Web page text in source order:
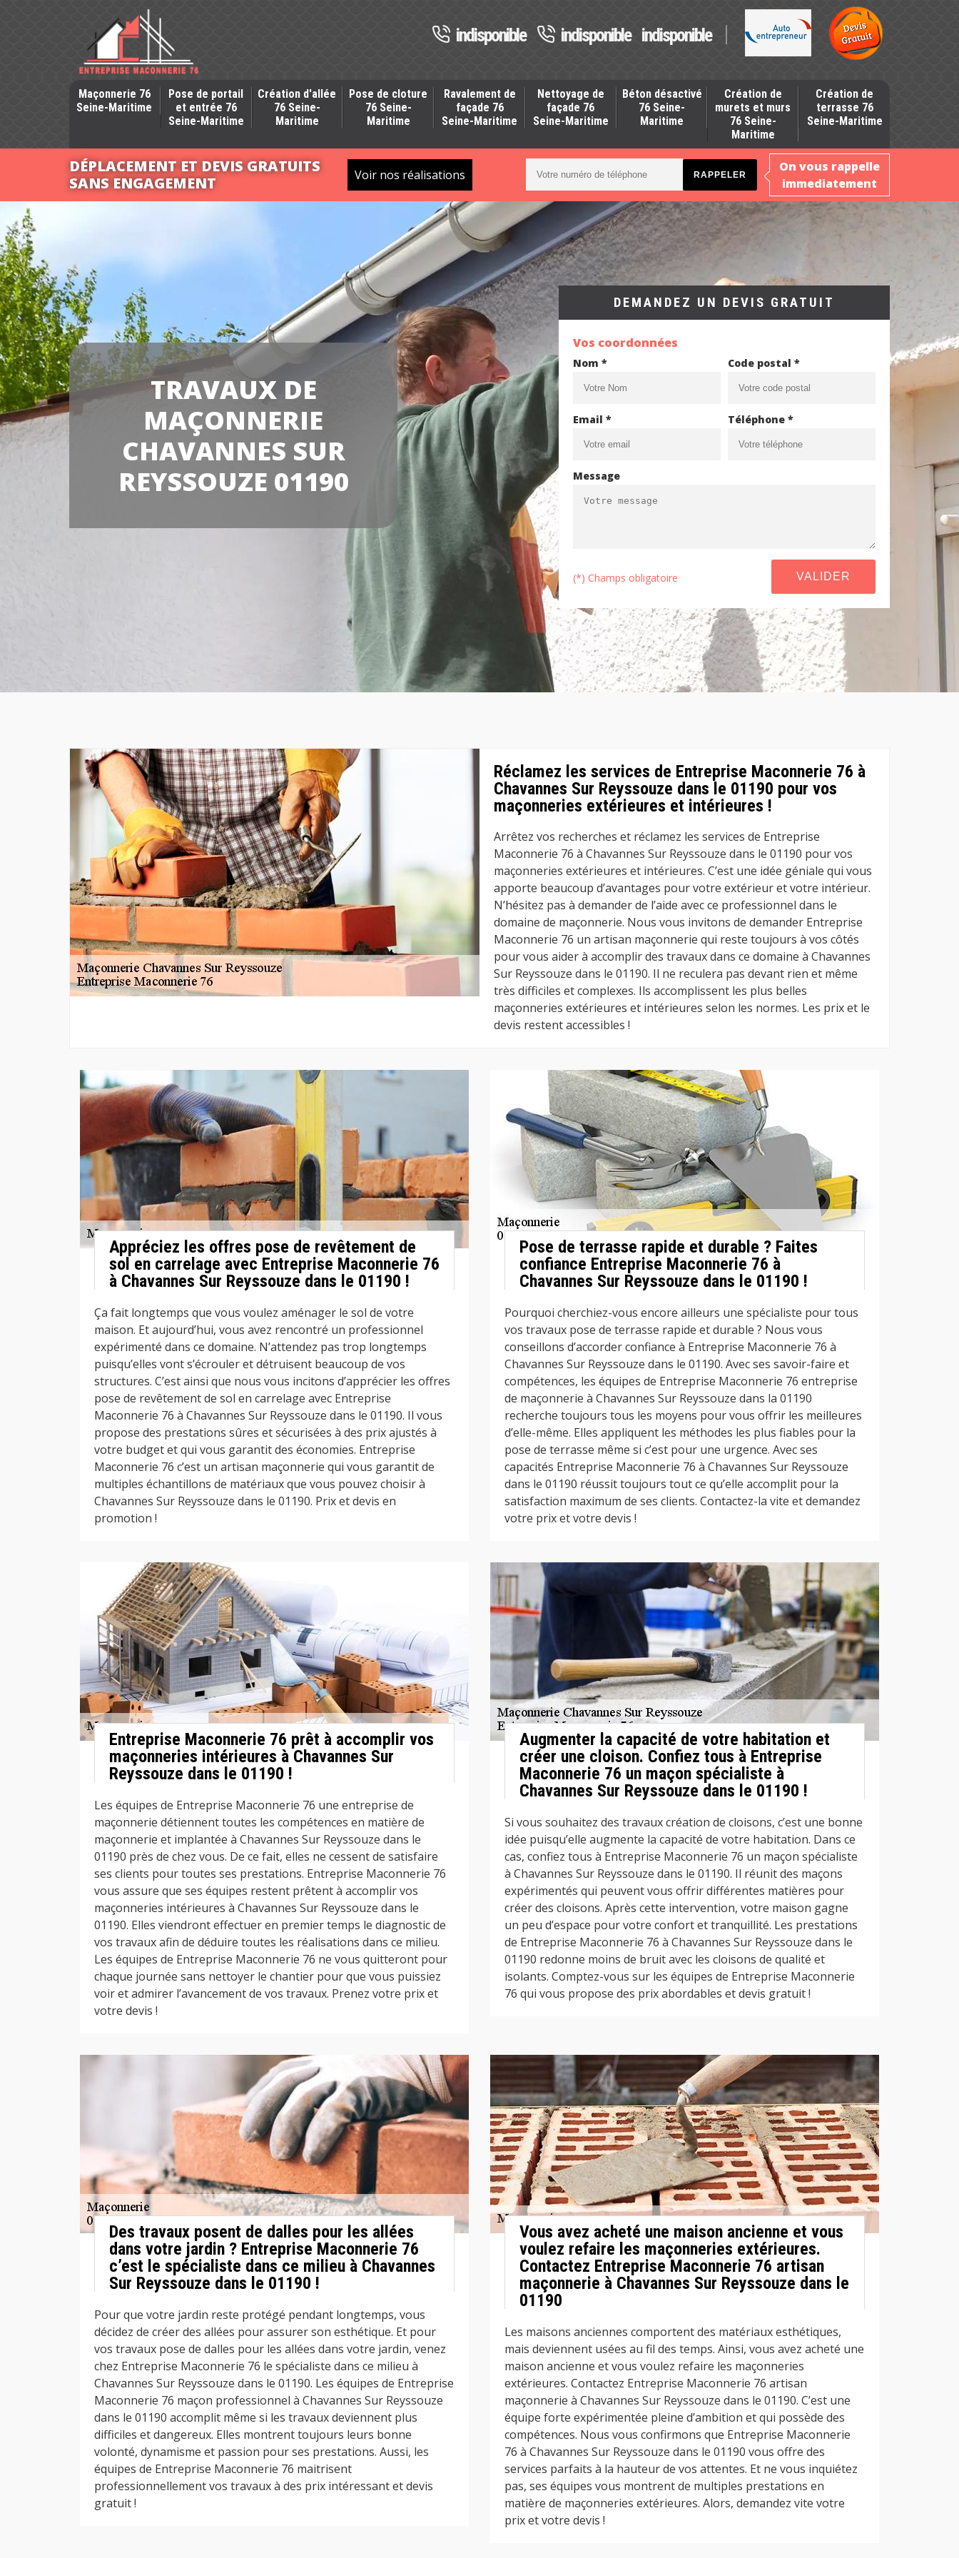
indisponible indisponible indisponible
Maçonnerie 76
Seine-Maritime
Pose de portail
et entrée 76
Seine-Maritime
Création d'allée
76 Seine-
Maritime
Pose de cloture
76 Seine-
Maritime
Ravalement de
façade 76
Seine-Maritime
Nettoyage de
façade 76
Seine-Maritime
Béton désactivé
76 Seine-
Maritime
Création de
murets et murs
76 Seine-
Maritime
Création de
terrasse 76
Seine-Maritime
DÉPLACEMENT ET DEVIS GRATUITS
SANS ENGAGEMENT
Voir nos réalisations
On vous rappelle
immediatement
TRAVAUX DE
MAÇONNERIE
CHAVANNES SUR
REYSSOUZE 01190
DEMANDEZ UN DEVIS GRATUIT
Vos coordonnées
Nom * Code postal *
Email * Téléphone *
Message
(*) Champs obligatoire
Réclamez les services de Entreprise Maconnerie 76 à
Chavannes Sur Reyssouze dans le 01190 pour vos
maçonneries extérieures et intérieures !
Arrêtez vos recherches et réclamez les services de Entreprise
Maconnerie 76 à Chavannes Sur Reyssouze dans le 01190 pour vos
maçonneries extérieures et intérieures. C’est une idée géniale qui vous
apporte beaucoup d’avantages pour votre extérieur et votre intérieur.
N’hésitez pas à demander de l’aide avec ce professionnel dans le
domaine de maçonnerie. Nous vous invitons de demander Entreprise
Maconnerie 76 un artisan maçonnerie qui reste toujours à vos côtés
pour vous aider à accomplir des travaux dans ce domaine à Chavannes
Sur Reyssouze dans le 01190. Il ne reculera pas devant rien et même
très difficiles et complexes. Ils accomplissent les plus belles
maçonneries extérieures et intérieures selon les normes. Les prix et le
devis restent accessibles !
Appréciez les offres pose de revêtement de
sol en carrelage avec Entreprise Maconnerie 76
à Chavannes Sur Reyssouze dans le 01190 !
Ça fait longtemps que vous voulez aménager le sol de votre
maison. Et aujourd’hui, vous avez rencontré un professionnel
expérimenté dans ce domaine. N’attendez pas trop longtemps
puisqu’elles vont s’écrouler et détruisent beaucoup de vos
structures. C’est ainsi que nous vous incitons d’apprécier les offres
pose de revêtement de sol en carrelage avec Entreprise
Maconnerie 76 à Chavannes Sur Reyssouze dans le 01190. Il vous
propose des prestations sûres et sécurisées à des prix ajustés à
votre budget et qui vous garantit des économies. Entreprise
Maconnerie 76 c’est un artisan maçonnerie qui vous garantit de
multiples échantillons de matériaux que vous pouvez choisir à
Chavannes Sur Reyssouze dans le 01190. Prix et devis en
promotion !
Pose de terrasse rapide et durable ? Faites
confiance Entreprise Maconnerie 76 à
Chavannes Sur Reyssouze dans le 01190 !
Pourquoi cherchiez-vous encore ailleurs une spécialiste pour tous
vos travaux pose de terrasse rapide et durable ? Nous vous
conseillons d’accorder confiance à Entreprise Maconnerie 76 à
Chavannes Sur Reyssouze dans le 01190. Avec ses savoir-faire et
compétences, les équipes de Entreprise Maconnerie 76 entreprise
de maçonnerie à Chavannes Sur Reyssouze dans la 01190
recherche toujours tous les moyens pour vous offrir les meilleures
d’elle-même. Elles appliquent les méthodes les plus fiables pour la
pose de terrasse même si c’est pour une urgence. Avec ses
capacités Entreprise Maconnerie 76 à Chavannes Sur Reyssouze
dans le 01190 réussit toujours tout ce qu’elle accomplit pour la
satisfaction maximum de ses clients. Contactez-la vite et demandez
votre prix et votre devis !
Entreprise Maconnerie 76 prêt à accomplir vos
maçonneries intérieures à Chavannes Sur
Reyssouze dans le 01190 !
Les équipes de Entreprise Maconnerie 76 une entreprise de
maçonnerie détiennent toutes les compétences en matière de
maçonnerie et implantée à Chavannes Sur Reyssouze dans le
01190 près de chez vous. De ce fait, elles ne cessent de satisfaire
ses clients pour toutes ses prestations. Entreprise Maconnerie 76
vous assure que ses équipes restent prêtent à accomplir vos
maçonneries intérieures à Chavannes Sur Reyssouze dans le
01190. Elles viendront effectuer en premier temps le diagnostic de
vos travaux afin de déduire toutes les réalisations dans ce milieu.
Les équipes de Entreprise Maconnerie 76 ne vous quitteront pour
chaque journée sans nettoyer le chantier pour que vous puissiez
voir et admirer l’avancement de vos travaux. Prenez votre prix et
votre devis !
Augmenter la capacité de votre habitation et
créer une cloison. Confiez tous à Entreprise
Maconnerie 76 un maçon spécialiste à
Chavannes Sur Reyssouze dans le 01190 !
Si vous souhaitez des travaux création de cloisons, c’est une bonne
idée puisqu’elle augmente la capacité de votre habitation. Dans ce
cas, confiez tous à Entreprise Maconnerie 76 un maçon spécialiste
à Chavannes Sur Reyssouze dans le 01190. Il réunit des maçons
expérimentés qui peuvent vous offrir différentes matières pour
créer des cloisons. Après cette intervention, votre maison gagne
un peu d’espace pour votre confort et tranquillité. Les prestations
de Entreprise Maconnerie 76 à Chavannes Sur Reyssouze dans le
01190 redonne moins de bruit avec les cloisons de qualité et
isolants. Comptez-vous sur les équipes de Entreprise Maconnerie
76 qui vous propose des prix abordables et devis gratuit !
Des travaux posent de dalles pour les allées
dans votre jardin ? Entreprise Maconnerie 76
c’est le spécialiste dans ce milieu à Chavannes
Sur Reyssouze dans le 01190 !
Pour que votre jardin reste protégé pendant longtemps, vous
décidez de créer des allées pour assurer son esthétique. Et pour
vos travaux pose de dalles pour les allées dans votre jardin, venez
chez Entreprise Maconnerie 76 le spécialiste dans ce milieu à
Chavannes Sur Reyssouze dans le 01190. Les équipes de Entreprise
Maconnerie 76 maçon professionnel à Chavannes Sur Reyssouze
dans le 01190 accomplit même si les travaux deviennent plus
difficiles et dangereux. Elles montrent toujours leurs bonne
volonté, dynamisme et passion pour ses prestations. Aussi, les
équipes de Entreprise Maconnerie 76 maitrisent
professionnellement vos travaux à des prix intéressant et devis
gratuit !
Vous avez acheté une maison ancienne et vous
voulez refaire les maçonneries extérieures.
Contactez Entreprise Maconnerie 76 artisan
maçonnerie à Chavannes Sur Reyssouze dans le
01190
Les maisons anciennes comportent des matériaux esthétiques,
mais deviennent usées au fil des temps. Ainsi, vous avez acheté une
maison ancienne et vous voulez refaire les maçonneries
extérieures. Contactez Entreprise Maconnerie 76 artisan
maçonnerie à Chavannes Sur Reyssouze dans le 01190. C’est une
équipe forte expérimentée pleine d’ambition et qui possède des
compétences. Nous vous confirmons que Entreprise Maconnerie
76 à Chavannes Sur Reyssouze dans le 01190 vous offre des
services parfaits à la hauteur de vos attentes. Et ne vous inquiétez
pas, ses équipes vous montrent de multiples prestations en
matière de maçonneries extérieures. Alors, demandez vite votre
prix et votre devis !